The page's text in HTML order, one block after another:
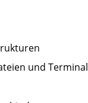
und Terminal